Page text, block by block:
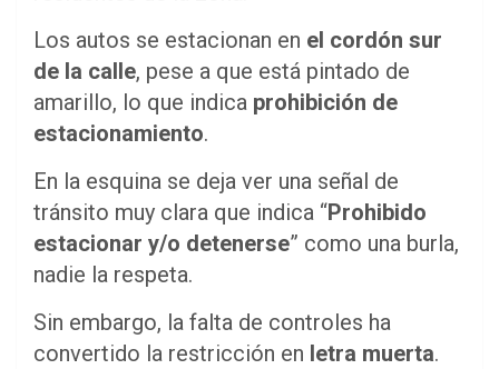
Los autos se estacionan en el cordón sur
de la calle, pese a que está pintado de
amarillo, lo que indica prohibición de
estacionamiento.
En la esquina se deja ver una señal de
tránsito muy clara que indica “Prohibido
estacionar y/o detenerse” como una burla,
nadie la respeta.
Sin embargo, la falta de controles ha
convertido la restricción en letra muerta.